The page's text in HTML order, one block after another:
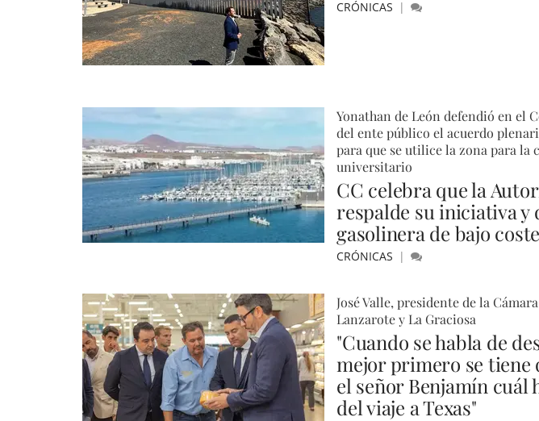
CRÓNICAS
Yonathan de León defendió en el
del ente público el acuerdo
para que se utilice la zona para la
universitario
CC celebra que la
respalde su iniciativa y
gasolinera de bajo
CRÓNICAS
José Valle, presidente de la
Lanzarote y La Graciosa
"Cuando se habla de
mejor primero se tiene
el señor Benjamín cuál
del viaje a Texas"